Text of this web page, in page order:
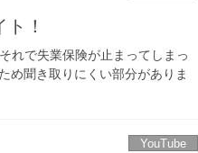
！
れで失業保険が止まってしまっ
め聞き取りにくい部分がありま
YouTube